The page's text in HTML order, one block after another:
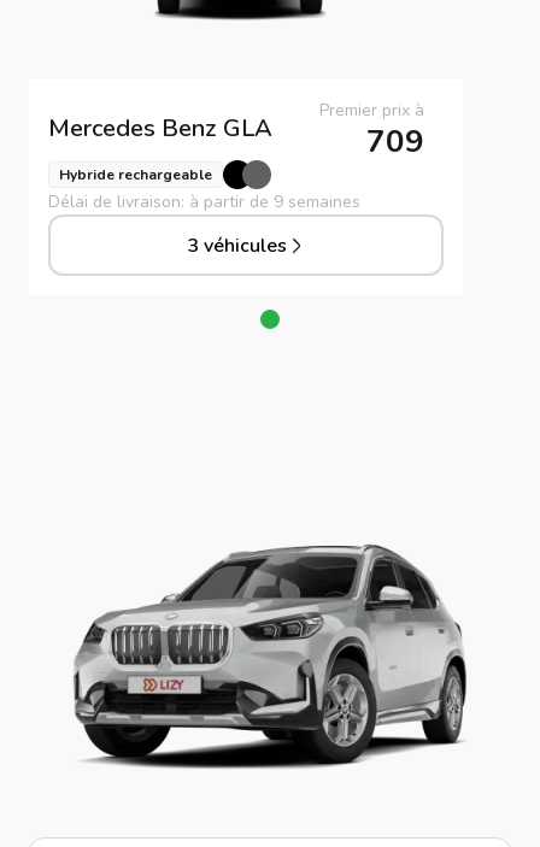
Mercedes Benz GLA
Premier prix à
709
Hybride rechargeable
Délai de livraison: à partir de 9 semaines
3 véhicules